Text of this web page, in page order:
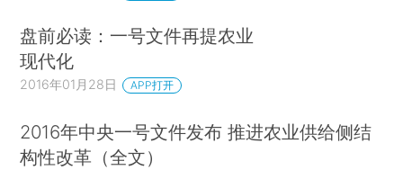
盘前必读：一号文件再提农业
现代化
2016年01月28日 APP打开
2016年中央一号文件发布 推进农业供给侧结
构性改革（全文）